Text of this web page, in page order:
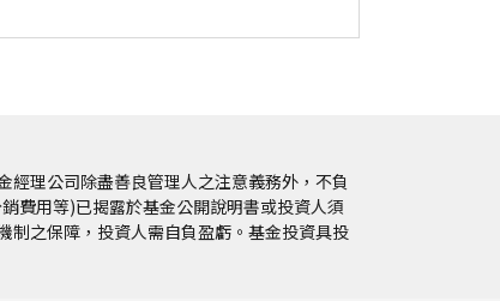
理公司除盡善良管理人之注意義務外，不負
費用等)已揭露於基金公開說明書或投資人須
制之保障，投資人需自負盈虧。基金投資具投